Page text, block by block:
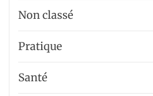
Non classé
Pratique
Santé